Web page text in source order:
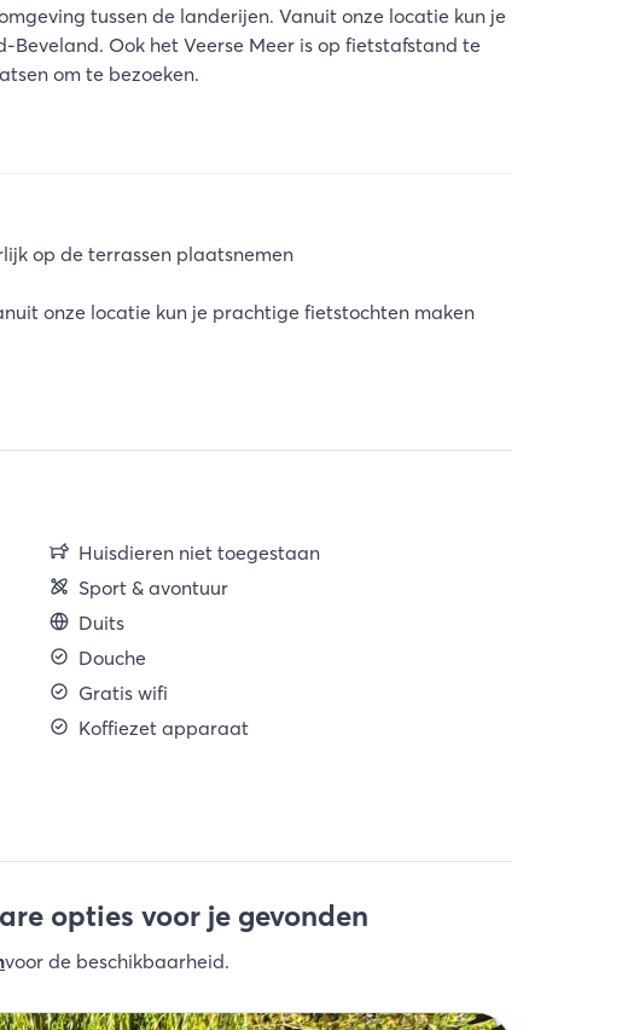
tussen de landerijen. Vanuit onze locatie kun je
Ook het Veerse Meer is op fietstafstand te
om te bezoeken.
op de terrassen plaatsnemen
onze locatie kun je prachtige fietstochten maken
Huisdieren niet toegestaan
Sport & avontuur
Duits
Douche
Gratis wifi
Koffiezet apparaat
opties voor je gevonden
voor de beschikbaarheid.